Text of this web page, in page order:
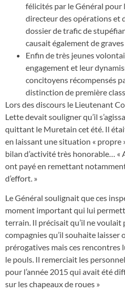
félicités par le Général
directeur des opérations et
dossier de trafic de
causait également de
Enfin de très jeunes
engagement et leur
concitoyens récompensés
distinction de première
Lors des discours le Lieutenant
Lette devait souligner qu’il
quittant le Muretain cet été. Il
en laissant une situation « propre
bilan d’activité très honorable… «
ont payé en remettant
d’effort. »
Le Général soulignait que ces
moment important qui lui
terrain. Il précisait qu’il ne voulait
compagnies qu’il souhaite laisser
prérogatives mais ces
le pouls. Il remerciait les
pour l’année 2015 qui avait été
sur les chapeaux de roues »